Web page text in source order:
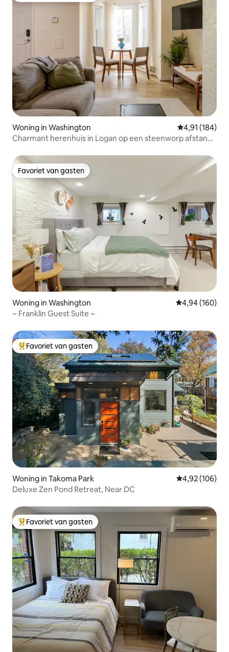
Woning in Washington Gemiddelde
4,91 (184)
Charmant herenhuis in Logan op een steenworp afstand
Favoriet van gasten
Favoriet van gasten
Woning in Washington Gemiddelde
4,94 (160)
~ Franklin Guest Suite ~
Topfavoriet van gasten
Favoriet van gasten
Woning in Takoma Park Gemiddelde
4,92 (106)
Deluxe Zen Pond Retreat, Near DC
Topfavoriet van gasten
Favoriet van gasten